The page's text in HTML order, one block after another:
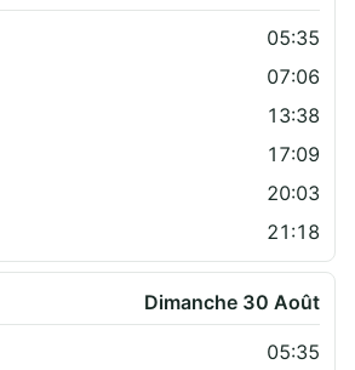
05:35
07:06
13:38
17:09
20:03
21:18
Dimanche 30 Août
05:35